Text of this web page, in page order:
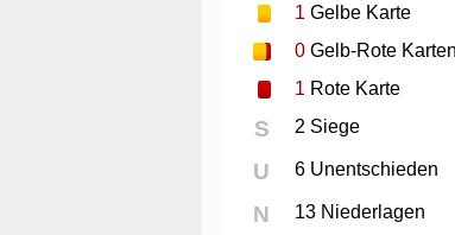
1 Gelbe Karte
0 Gelb-Rote Karten
1 Rote Karte
S 2 Siege
U 6 Unentschieden
N 13 Niederlagen